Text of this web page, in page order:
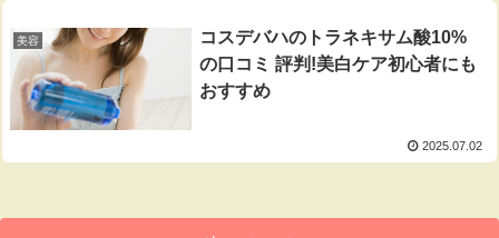
美容
コスデバハのトラネキサム酸10%
の口コミ 評判!美白ケア初心者にも
おすすめ
2025.07.02